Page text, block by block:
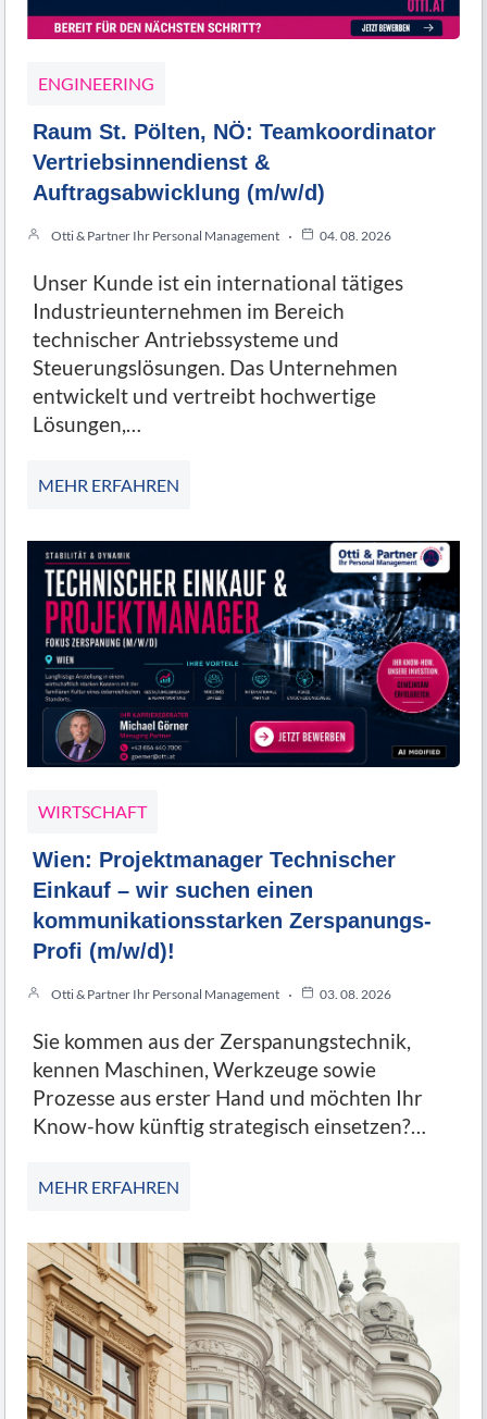
ENGINEERING
Raum St. Pölten, NÖ: Teamkoordinator
Vertriebsinnendienst &
Auftragsabwicklung (m/w/d)
Otti & Partner Ihr Personal Management 04. 08. 2026
Unser Kunde ist ein international tätiges
Industrieunternehmen im Bereich
technischer Antriebssysteme und
Steuerungslösungen. Das Unternehmen
entwickelt und vertreibt hochwertige
Lösungen,…
MEHR ERFAHREN
WIRTSCHAFT
Wien: Projektmanager Technischer
Einkauf – wir suchen einen
kommunikationsstarken Zerspanungs-
Profi (m/w/d)!
Otti & Partner Ihr Personal Management 03. 08. 2026
Sie kommen aus der Zerspanungstechnik,
kennen Maschinen, Werkzeuge sowie
Prozesse aus erster Hand und möchten Ihr
Know-how künftig strategisch einsetzen?…
MEHR ERFAHREN